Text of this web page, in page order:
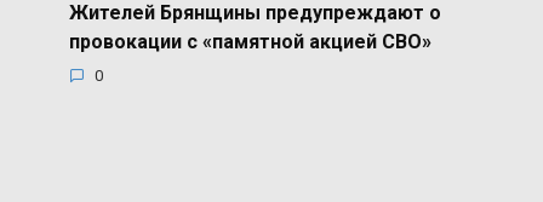
Жителей Брянщины предупреждают о
провокации с «памятной акцией СВО»
0